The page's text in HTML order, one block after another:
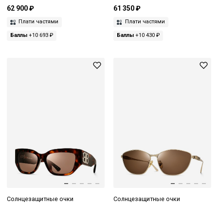
62 900 ₽
Плати частями
Баллы +10 693 ₽
61 350 ₽
Плати частями
Баллы+10 430 ₽
Солнцезащитные очки
Солнцезащитные очки